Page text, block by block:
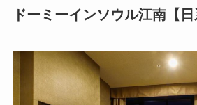
ドーミーインソウル江南【日